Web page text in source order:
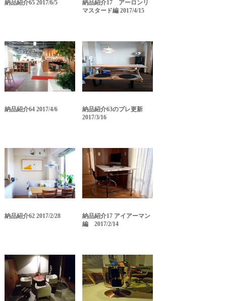
納品紹介65 2017/6/5
納品紹介17 アーロンリ
マスタード編 2017/4/15
納品紹介64 2017/4/6
納品紹介63のプレ更新
2017/3/16
納品紹介62 2017/2/28
納品紹介17 アイアーマン
編 2017/2/14